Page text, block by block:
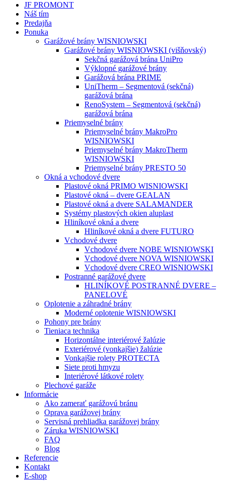
JF PROMONT
Náš tím
Predajňa
Ponuka
Garážové brány WISNIOWSKI
Garážové brány WISNIOWSKI (višňovský)
Sekčná garážová brána UniPro
Výklopné garážové brány
Garážová brána PRIME
UniTherm – Segmentová (sekčná)
garážová brána
RenoSystem – Segmentová (sekčná)
garážová brána
Priemyselné brány
Priemyselné brány MakroPro
WISNIOWSKI
Priemyselné brány MakroTherm
WISNIOWSKI
Priemyselné brány PRESTO 50
Okná a vchodové dvere
Plastové okná PRIMO WISNIOWSKI
Plastové okná – dvere GEALAN
Plastové okná a dvere SALAMANDER
Systémy plastových okien aluplast
Hliníkové okná a dvere
Hliníkové okná a dvere FUTURO
Vchodové dvere
Vchodové dvere NOBE WISNIOWSKI
Vchodové dvere NOVA WISNIOWSKI
Vchodové dvere CREO WISNIOWSKI
Postranné garážové dvere
HLINÍKOVÉ POSTRANNÉ DVERE –
PANELOVÉ
Oplotenie a záhradné brány
Moderné oplotenie WISNIOWSKI
Pohony pre brány
Tieniaca technika
Horizontálne interiérové žalúzie
Exteriérové (vonkajšie) žalúzie
Vonkajšie rolety PROTECTA
Siete proti hmyzu
Interiérové látkové rolety
Plechové garáže
Informácie
Ako zamerať garážovú bránu
Oprava garážovej brány
Servisná prehliadka garážovej brány
Záruka WISNIOWSKI
FAQ
Blog
Referencie
Kontakt
E-shop